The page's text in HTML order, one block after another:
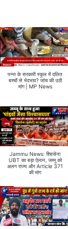
पन्ना के सरकारी स्कूल में दलित
बच्चों से भेदभाव? जांच की उठी
मांग | MP News
Jammu News: शिवसेना
UBT का बड़ा ऐलान, जम्मू को
अलग राज्य और Article 371
की मांग